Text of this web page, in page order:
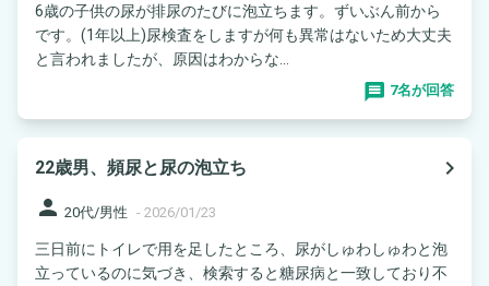
6歳の子供の尿が排尿のたびに泡立ちます。ずいぶん前から
です。(1年以上)尿検査をしますが何も異常はないため大丈夫
と言われましたが、原因はわからな...
7名が回答
22歳男、頻尿と尿の泡立ち
navigate_next
person 20代/男性 - 2026/01/23
三日前にトイレで用を足したところ、尿がしゅわしゅわと泡
立っているのに気づき、検索すると糖尿病と一致しており不